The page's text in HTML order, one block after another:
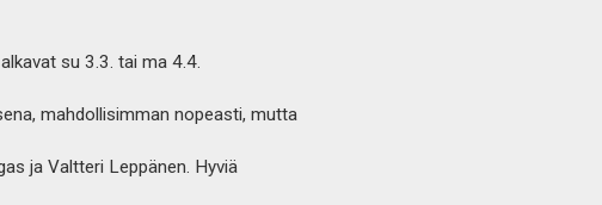
su 3.3. tai ma 4.4.
mahdollisimman nopeasti, mutta
ja Valtteri Leppänen. Hyviä